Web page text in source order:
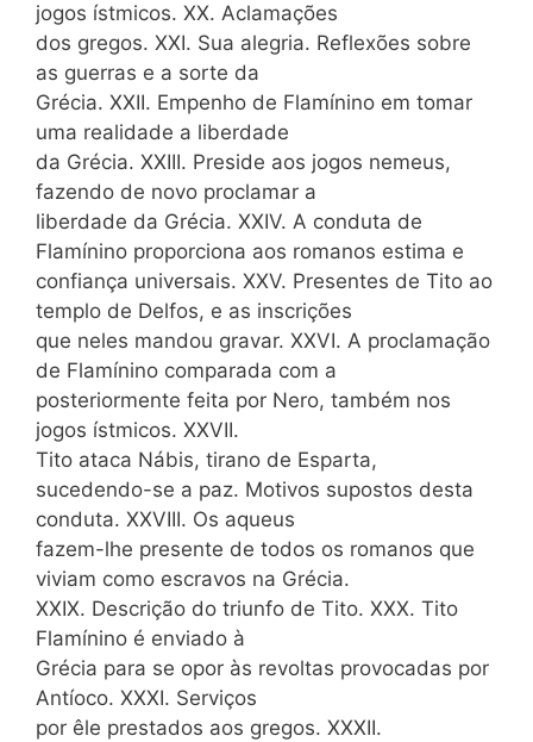
jogos ístmicos. XX. Aclamações
dos gregos. XXI. Sua alegria. Reflexões sobre
as guerras e a sorte da
Grécia. XXII. Empenho de Flamínino em tomar
uma realidade a liberdade
da Grécia. XXIII. Preside aos jogos nemeus,
fazendo de novo proclamar a
liberdade da Grécia. XXIV. A conduta de
Flamínino proporciona aos romanos estima e
confiança universais. XXV. Presentes de Tito ao
templo de Delfos, e as inscrições
que neles mandou gravar. XXVI. A proclamação
de Flamínino comparada com a
posteriormente feita por Nero, também nos
jogos ístmicos. XXVII.
Tito ataca Nábis, tirano de Esparta,
sucedendo-se a paz. Motivos supostos desta
conduta. XXVIII. Os aqueus
fazem-lhe presente de todos os romanos que
viviam como escravos na Grécia.
XXIX. Descrição do triunfo de Tito. XXX. Tito
Flamínino é enviado à
Grécia para se opor às revoltas provocadas por
Antíoco. XXXI. Serviços
por êle prestados aos gregos. XXXII.